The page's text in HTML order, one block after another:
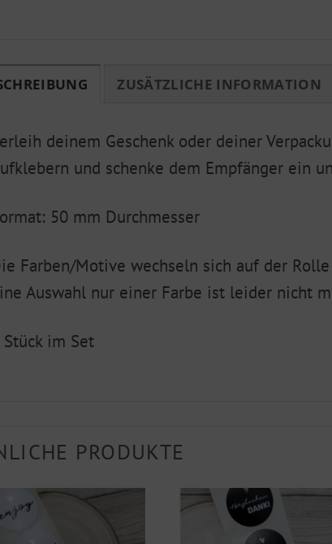
ZUSÄTZLICHE INFORMATION
deinem Geschenk oder deiner
und schenke dem Empfänger ein
50 mm Durchmesser
Farben/Motive wechseln sich auf der
Auswahl nur einer Farbe ist leider nicht
Stück im Set
PRODUKTE